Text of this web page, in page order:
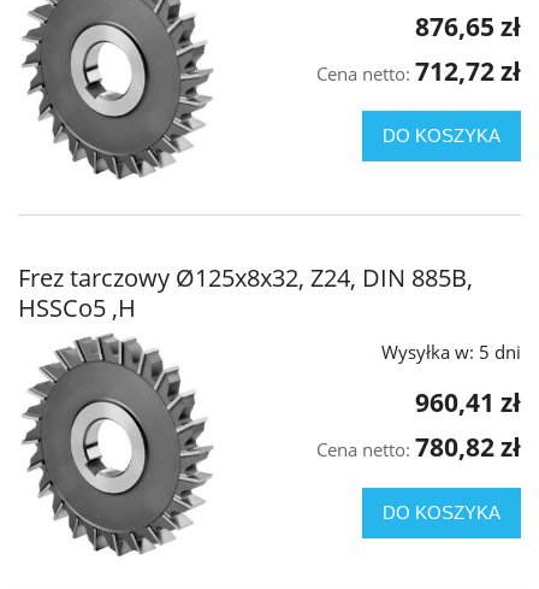
876,65 zł
Cena netto: 712,72 zł
DO KOSZYKA
Frez tarczowy Ø125x8x32, Z24, DIN 885B,
HSSCo5 ,H
Wysyłka w: 5 dni
960,41 zł
Cena netto: 780,82 zł
DO KOSZYKA